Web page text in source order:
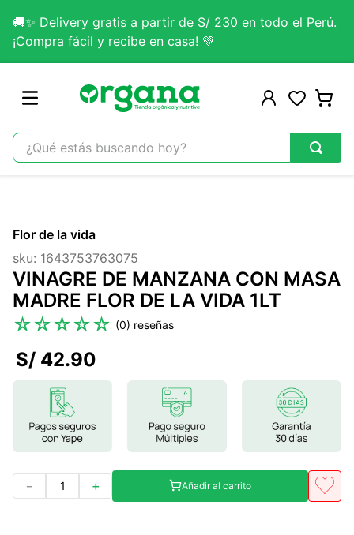
🚚✨ Delivery gratis a partir de S/ 230 en todo el Perú.
¡Compra fácil y recibe en casa! 💚
¿Qué estás buscando hoy?
2.
citrato magnesio
3.
colageno
.
kefir
5 .
lab nutrition
magnesio
9.
melena leon
Flor de la vida
sku: 1643753763075
VINAGRE DE MANZANA CON MASA
MADRE FLOR DE LA VIDA 1LT
☆☆☆☆☆ (0)
S/ 42.90
＋
－ Añadir al carrito